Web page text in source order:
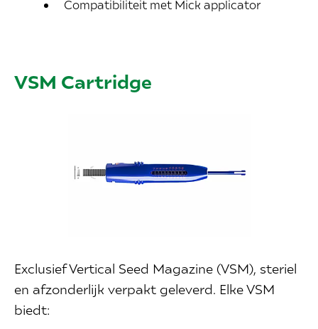
Compatibiliteit met Mick applicator
VSM Cartridge
Exclusief Vertical Seed Magazine (VSM), steriel
en afzonderlijk verpakt geleverd. Elke VSM
biedt: